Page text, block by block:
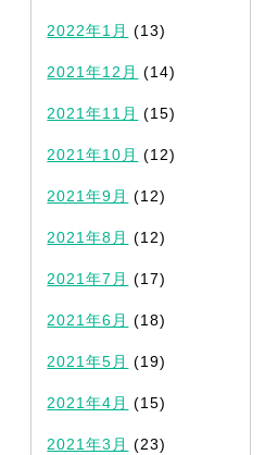
2022年1月 (13)
2021年12月 (14)
2021年11月 (15)
2021年10月 (12)
2021年9月 (12)
2021年8月 (12)
2021年7月 (17)
2021年6月 (18)
2021年5月 (19)
2021年4月 (15)
2021年3月 (23)